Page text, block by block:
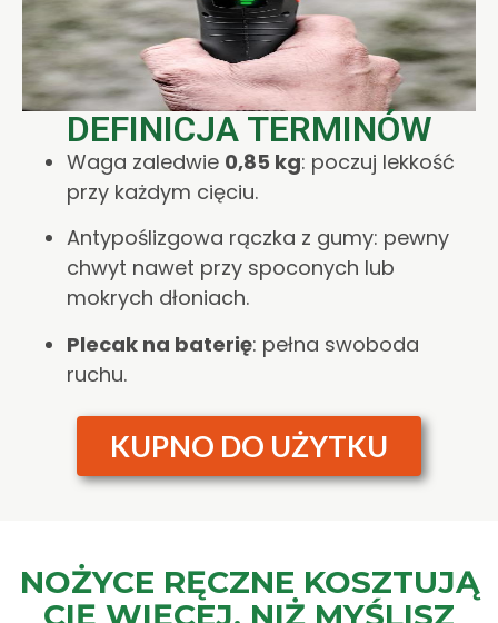
DEFINICJA TERMINÓW
Waga zaledwie 0,85 kg: poczuj lekkość
przy każdym cięciu.
Antypoślizgowa rączka z gumy: pewny
chwyt nawet przy spoconych lub
mokrych dłoniach.
Plecak na baterię: pełna swoboda
ruchu.
KUPNO DO UŻYTKU
NOŻYCE RĘCZNE KOSZTUJĄ
CIĘ WIĘCEJ, NIŻ MYŚLISZ